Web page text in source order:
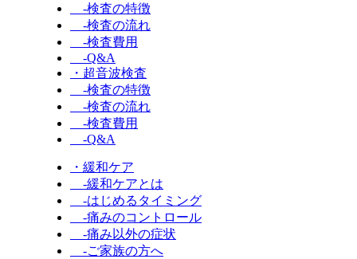
-検査の特徴
-検査の流れ
-検査費用
-Q&A
・超音波検査
-検査の特徴
-検査の流れ
-検査費用
-Q&A
・緩和ケア
-緩和ケアとは
-はじめるタイミング
-痛みのコントロール
-痛み以外の症状
-ご家族の方へ